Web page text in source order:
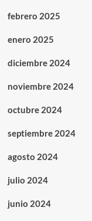
febrero 2025
enero 2025
diciembre 2024
noviembre 2024
octubre 2024
septiembre 2024
agosto 2024
julio 2024
junio 2024